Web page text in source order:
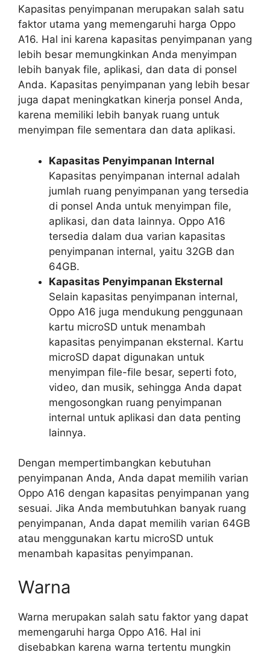
Kapasitas penyimpanan merupakan salah satu
faktor utama yang memengaruhi harga Oppo
A16. Hal ini karena kapasitas penyimpanan yang
lebih besar memungkinkan Anda menyimpan
lebih banyak file, aplikasi, dan data di ponsel
Anda. Kapasitas penyimpanan yang lebih besar
juga dapat meningkatkan kinerja ponsel Anda,
karena memiliki lebih banyak ruang untuk
menyimpan file sementara dan data aplikasi.
Kapasitas Penyimpanan Internal
Kapasitas penyimpanan internal adalah
jumlah ruang penyimpanan yang tersedia
di ponsel Anda untuk menyimpan file,
aplikasi, dan data lainnya. Oppo A16
tersedia dalam dua varian kapasitas
penyimpanan internal, yaitu 32GB dan
64GB.
Kapasitas Penyimpanan Eksternal
Selain kapasitas penyimpanan internal,
Oppo A16 juga mendukung penggunaan
kartu microSD untuk menambah
kapasitas penyimpanan eksternal. Kartu
microSD dapat digunakan untuk
menyimpan file-file besar, seperti foto,
video, dan musik, sehingga Anda dapat
mengosongkan ruang penyimpanan
internal untuk aplikasi dan data penting
lainnya.
Dengan mempertimbangkan kebutuhan
penyimpanan Anda, Anda dapat memilih varian
Oppo A16 dengan kapasitas penyimpanan yang
sesuai. Jika Anda membutuhkan banyak ruang
penyimpanan, Anda dapat memilih varian 64GB
atau menggunakan kartu microSD untuk
menambah kapasitas penyimpanan.
Warna
Warna merupakan salah satu faktor yang dapat
memengaruhi harga Oppo A16. Hal ini
disebabkan karena warna tertentu mungkin